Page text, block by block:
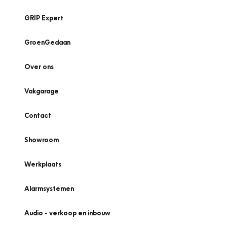
GRIP Expert
GroenGedaan
Over ons
Vakgarage
Contact
Showroom
Werkplaats
Alarmsystemen
Audio - verkoop en inbouw